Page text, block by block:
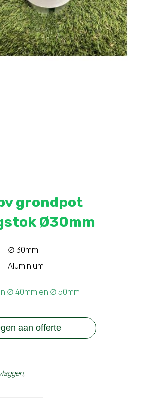
grondpot
Ø30mm
∅ 30mm
∅ 40mm en ∅ 50mm
aan offerte
,